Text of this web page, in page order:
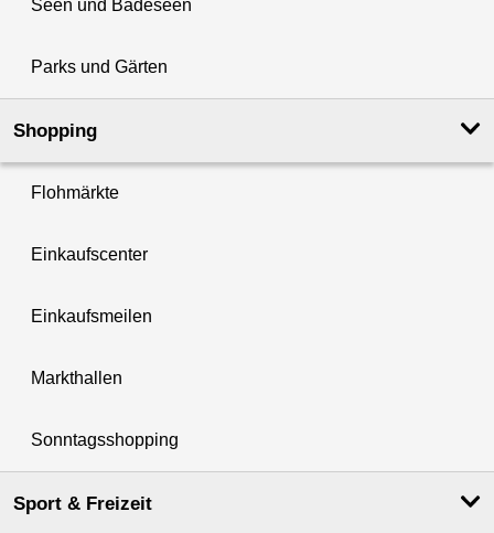
Seen und Badeseen
Parks und Gärten
Shopping
Flohmärkte
Einkaufscenter
Einkaufsmeilen
Markthallen
Sonntagsshopping
Sport & Freizeit